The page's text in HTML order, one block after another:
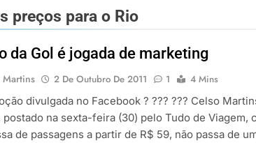
em Um Só Lugar: Descubra as Atrações do
do Atomium: História, Ciência e a Melhor Vista de
2026
preços para o Rio
da Gol é jogada de marketing
Martins 2 De Outubro De 2011 1
4 Mins
divulgada no Facebook ? ??? ??? Celso
na sexta-feira (30) pelo Tudo de Viagem,
de passagens a partir de R$ 59, não passa de